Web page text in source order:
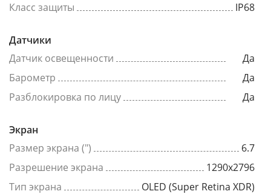
Класс защиты
IP68
Датчики
Датчик освещенности
Да
Барометр
Да
Разблокировка по лицу
Да
Экран
Размер экрана (")
6.7
Разрешение экрана
1290x2796
Тип экрана
OLED (Super Retina XDR)